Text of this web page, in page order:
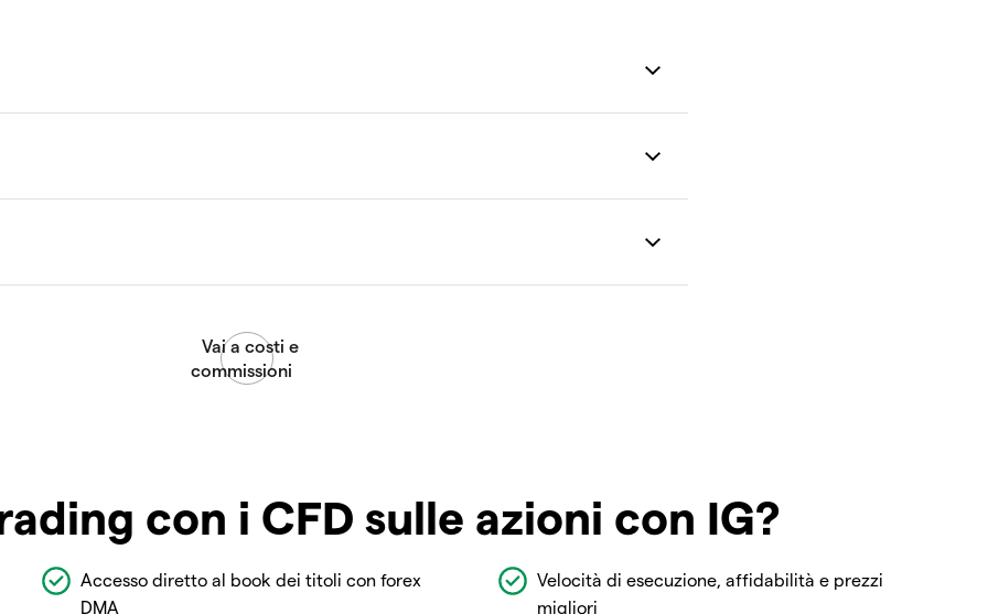
con i CFD sulle azioni con IG?
Accesso diretto al book dei titoli con forex
DMA
Velocità di esecuzione, affidabilità e prezzi
migliori